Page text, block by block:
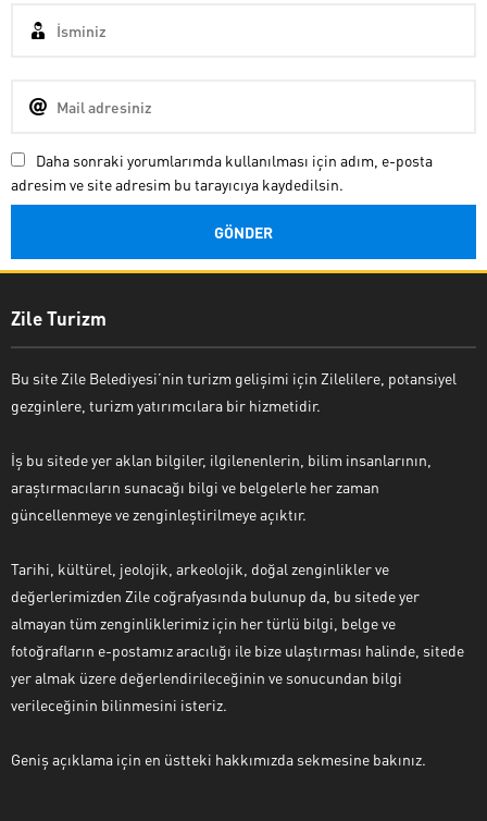
Daha sonraki yorumlarımda kullanılması için adım, e-posta
adresim ve site adresim bu tarayıcıya kaydedilsin.
Zile Turizm
Bu site Zile Belediyesi’nin turizm gelişimi için Zilelilere, potansiyel
gezginlere, turizm yatırımcılara bir hizmetidir.
İş bu sitede yer aklan bilgiler, ilgilenenlerin, bilim insanlarının,
araştırmacıların sunacağı bilgi ve belgelerle her zaman
güncellenmeye ve zenginleştirilmeye açıktır.
Tarihi, kültürel, jeolojik, arkeolojik, doğal zenginlikler ve
değerlerimizden Zile coğrafyasında bulunup da, bu sitede yer
almayan tüm zenginliklerimiz için her türlü bilgi, belge ve
fotoğrafların e-postamız aracılığı ile bize ulaştırması halinde, sitede
yer almak üzere değerlendirileceğinin ve sonucundan bilgi
verileceğinin bilinmesini isteriz.
Geniş açıklama için en üstteki hakkımızda sekmesine bakınız.